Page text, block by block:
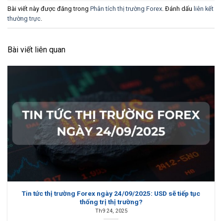
Bài viết này được đăng trong Phân tích thị trường Forex . Đánh dấu liên kết
thường trực
Bài viết liên quan
Tin tức thị trường Forex ngày 24/09/2025: USD sẽ tiếp tục
thống trị thị trường?
Th9 24, 2025